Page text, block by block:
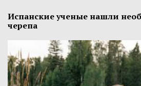
Испанские ученые нашли
черепа